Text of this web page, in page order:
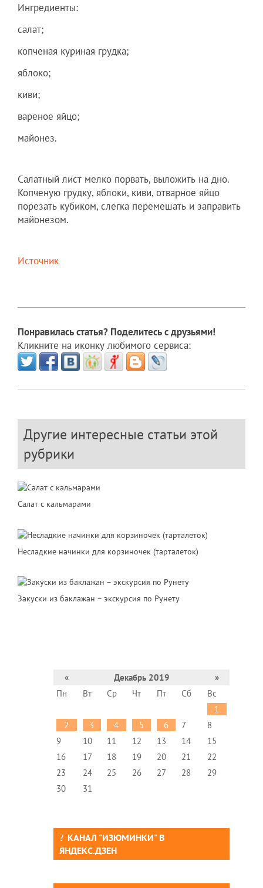
Ингредиенты:
салат;
копченая куриная грудка;
яблоко;
киви;
вареное яйцо;
майонез.
Салатный лист мелко порвать, выложить на дно.
Копченую грудку, яблоки, киви, отварное яйцо
порезать кубиком, слегка перемешать и заправить
майонезом.
Источник
Понравилась статья? Поделитесь с друзьями!
Кликните на иконку любимого сервиса:
Другие интересные статьи этой
рубрики
Салат с кальмарами
Несладкие начинки для корзиночек (тарталеток)
Закуски из баклажан – экскурсия по Рунету
« Декабрь 2019
»
Пн
Вт Ср Чт Пт Сб
Вс
1
2
3 4 5 6 7
8
9
10 11 12 13 14
15
16
17 18 19 20 21
22
23
24 25 26 27 28
29
30
31
КАНАЛ "ИЗЮМИНКИ" В
ЯНДЕКС.ДЗЕН